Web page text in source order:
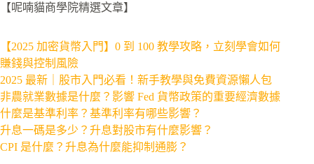
【呢喃貓商學院精選文章】
【2025 加密貨幣入門】0 到 100 教學攻略，立刻學會如何
賺錢與控制風險
2025 最新｜股市入門必看！新手教學與免費資源懶人包
非農就業數據是什麼？影響 Fed 貨幣政策的重要經濟數據
什麼是基準利率？基準利率有哪些影響？
升息一碼是多少？升息對股市有什麼影響？
CPI 是什麼？升息為什麼能抑制通膨？